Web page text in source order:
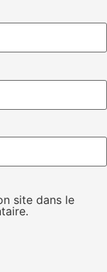
site dans le